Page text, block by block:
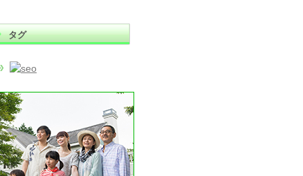
タグ